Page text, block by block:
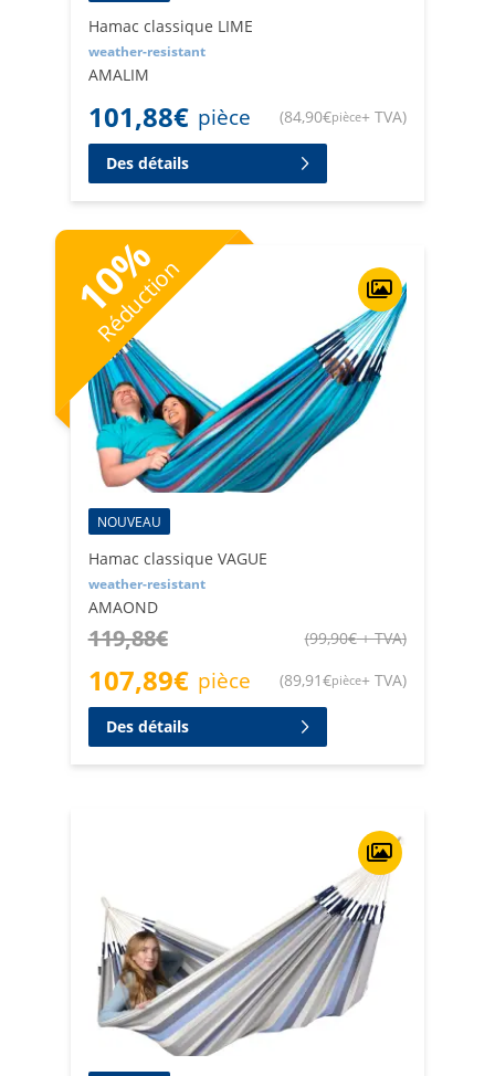
Hamac classique LIME
weather-resistant
AMALIM
101,88€ pièce (84,90€pièce+ TVA)
Des détails
10
%
Réduction
NOUVEAU
Hamac classique VAGUE
weather-resistant
AMAOND
119,88€ (99,90€+ TVA)
107,89€ pièce (89,91€pièce+ TVA)
Des détails